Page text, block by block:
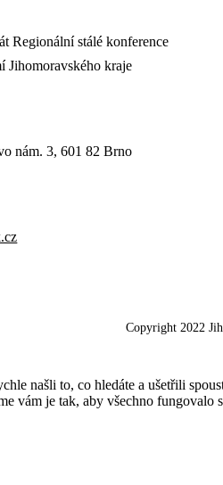
Regionální stálé konference
Jihomoravského kraje
nám. 3, 601 82 Brno
Copyright 2022
našli to, co hledáte a ušetřili
vám je tak, aby všechno fungovalo